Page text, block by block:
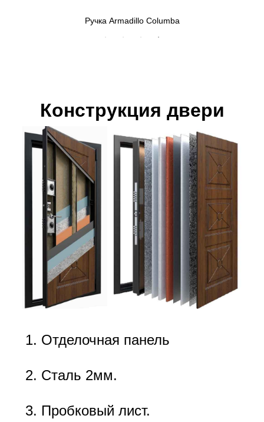
Ручка Armadillo Columba
Конструкция двери
Отделочная панель
Сталь 2мм.
Пробковый лист.